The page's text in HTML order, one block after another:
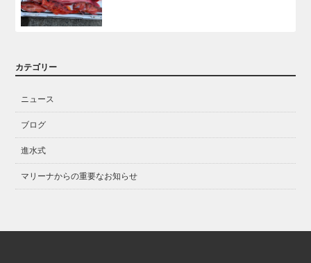
カテゴリー
ニュース
ブログ
進水式
マリーナからの重要なお知らせ